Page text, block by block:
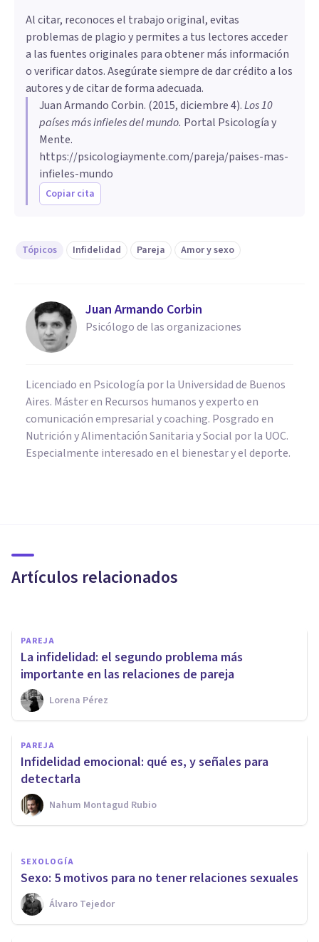
Al citar, reconoces el trabajo original, evitas
problemas de plagio y permites a tus lectores acceder
a las fuentes originales para obtener más información
o verificar datos. Asegúrate siempre de dar crédito a los
autores y de citar de forma adecuada.
Juan Armando Corbin. (2015, diciembre 4).Los 10
países más infieles del mundo. Portal Psicología y
Mente.
https://psicologiaymente.com/pareja/paises-mas-
infieles-mundo
Copiar cita
Tópicos Infidelidad Pareja Amor y sexo
Juan Armando Corbin
Psicólogo de las organizaciones
Licenciado en Psicología por la Universidad de Buenos
Aires. Máster en Recursos humanos y experto en
comunicación empresarial y coaching. Posgrado en
Nutrición y Alimentación Sanitaria y Social por la UOC.
Especialmente interesado en el bienestar y el deporte.
Artículos relacionados
síntomas y tratamiento
PAREJA
La infidelidad: el segundo problema más
importante en las relaciones de pareja
Lorena Pérez
PAREJA
Infidelidad emocional: qué es, y señales para
detectarla
Nahum Montagud Rubio
5 claves para superar una
crisis de pareja por infidelidad
Ester Fernández
SEXOLOGÍA
Sexo: 5 motivos para no tener relaciones sexuales
Álvaro Tejedor